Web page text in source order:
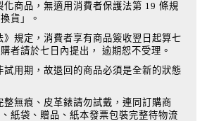
商品，無適用消費者保護法第 19 條規
貨」。
規定，消費者享有商品簽收翌日起算七
者請於七日內提出， 逾期恕不受理。
用期，故退回的商品必須是全新的狀態
無痕、皮革錶請勿試戴，連同訂購商
紙袋、贈品、紙本發票包裝完整待物流